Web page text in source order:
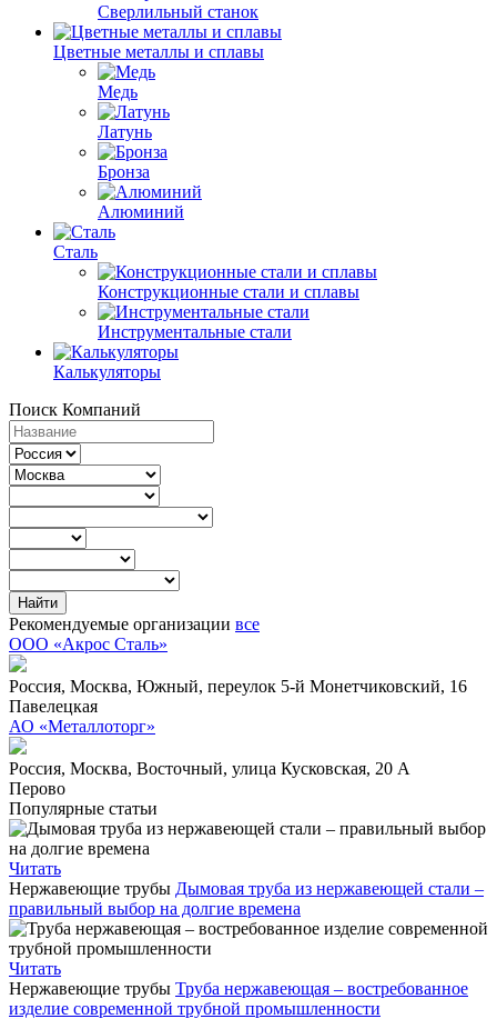
Сверлильный станок
Цветные металлы и сплавы
Медь
Латунь
Бронза
Алюминий
Сталь
Конструкционные стали и сплавы
Инструментальные стали
Калькуляторы
Поиск Компаний
Рекомендуемые организации все
OOO «Акрос Сталь»
Россия, Москва, Южный, переулок 5-й Монетчиковский, 16
Павелецкая
АО «Металлоторг»
Россия, Москва, Восточный, улица Кусковская, 20 А
Перово
Популярные статьи
Читать
Нержавеющие трубы Дымовая труба из нержавеющей стали –
правильный выбор на долгие времена
Читать
Нержавеющие трубы Труба нержавеющая – востребованное
изделие современной трубной промышленности